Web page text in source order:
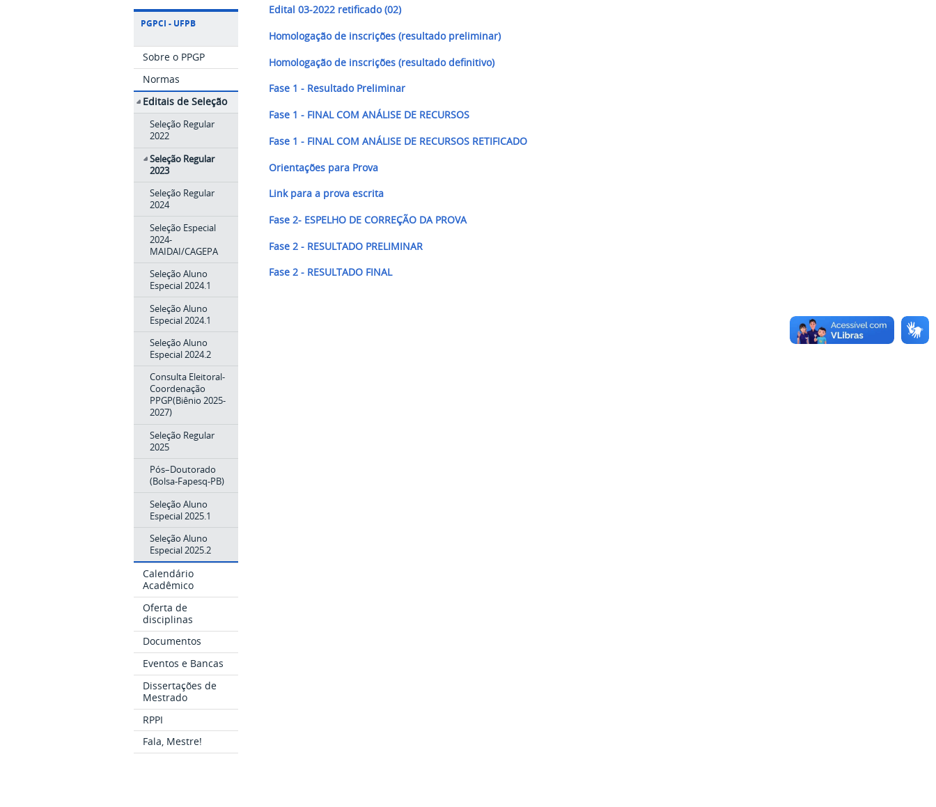
PGPCI - UFPB
Sobre o PPGP
Normas
Editais de Seleção
Seleção Regular
2022
Seleção Regular
2023
Seleção Regular
2024
Seleção Especial
2024-
MAIDAI/CAGEPA
Seleção Aluno
Especial 2024.1
Seleção Aluno
Especial 2024.1
Seleção Aluno
Especial 2024.2
Consulta Eleitoral-
Coordenação
PPGP(Biênio 2025-
2027)
Seleção Regular
2025
Pós–Doutorado
(Bolsa-Fapesq-PB)
Seleção Aluno
Especial 2025.1
Seleção Aluno
Especial 2025.2
Calendário
Acadêmico
Oferta de
disciplinas
Documentos
Eventos e Bancas
Dissertações de
Mestrado
RPPI
Fala, Mestre!
Edital 03-2022 retificado (02)
Homologação de inscrições (resultado preliminar)
Homologação de inscrições (resultado definitivo)
Fase 1 - Resultado Preliminar
Fase 1 - FINAL COM ANÁLISE DE RECURSOS
Fase 1 - FINAL COM ANÁLISE DE RECURSOS RETIFICADO
Orientações para Prova
Link para a prova escrita
Fase 2- ESPELHO DE CORREÇÃO DA PROVA
Fase 2 - RESULTADO PRELIMINAR
Fase 2 - RESULTADO FINAL